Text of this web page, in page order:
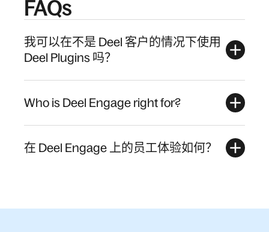
FAQs
我可以在不是 Deel 客户的情况下使用
Deel Plugins 吗？
Who is Deel Engage right for?
在 Deel Engage 上的员工体验如何？